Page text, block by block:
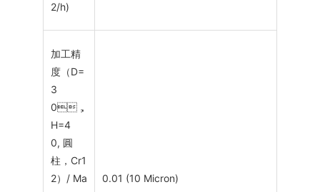
2/h)
加工精
度（D=
3
0，
H=4
0, 圓
柱，Cr1
2）/ Ma
0.01 (10 Micron)